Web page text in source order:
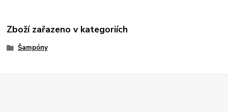
Zboží zařazeno v kategoriích
Šampóny